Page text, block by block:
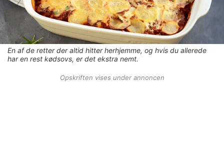
En af de retter der altid hitter herhjemme, og hvis du allerede
har en rest kødsovs, er det ekstra nemt.
Opskriften vises under annoncen